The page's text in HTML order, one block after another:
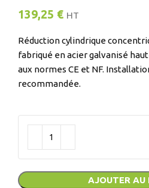
139,25 € HT
Réduction cylindrique
fabriqué en acier galvanisé
aux normes CE et NF.
recommandée.
AJOUTER AU